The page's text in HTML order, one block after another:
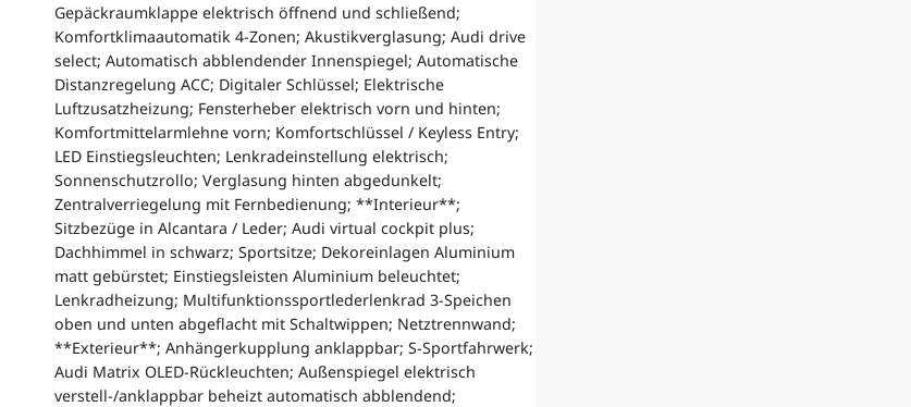
Gepäckraumklappe elektrisch öffnend und schließend;
Komfortklimaautomatik 4-Zonen; Akustikverglasung; Audi drive
select; Automatisch abblendender Innenspiegel; Automatische
Distanzregelung ACC; Digitaler Schlüssel; Elektrische
Luftzusatzheizung; Fensterheber elektrisch vorn und hinten;
Komfortmittelarmlehne vorn; Komfortschlüssel / Keyless Entry;
LED Einstiegsleuchten; Lenkradeinstellung elektrisch;
Sonnenschutzrollo; Verglasung hinten abgedunkelt;
Zentralverriegelung mit Fernbedienung; **Interieur**;
Sitzbezüge in Alcantara / Leder; Audi virtual cockpit plus;
Dachhimmel in schwarz; Sportsitze; Dekoreinlagen Aluminium
matt gebürstet; Einstiegsleisten Aluminium beleuchtet;
Lenkradheizung; Multifunktionssportlederlenkrad 3-Speichen
oben und unten abgeflacht mit Schaltwippen; Netztrennwand;
**Exterieur**; Anhängerkupplung anklappbar; S-Sportfahrwerk;
Audi Matrix OLED-Rückleuchten; Außenspiegel elektrisch
verstell-/anklappbar beheizt automatisch abblendend;